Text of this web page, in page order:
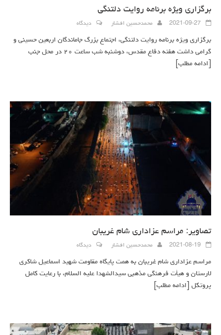
برگزاری ویژه برنامه روایت دلتنگی
2021-09-27 محمدحسین افشار دیدگاه
برگزاری ویژه برنامه روایت دلتنگی، اجتماع بزرگ جاماندگان اربعین حسینی و
گرامی داشت هفته دفاع مقدس، دوشنبه شب ساعت ۲۰ در محل جنب
[ادامه مطلب]
تصاویر: مراسم عزاداری شام غریبان
2021-08-19 محمدحسین افشار دیدگاه
مراسم عزاداری شام غریبان به همت پایگاه مقاومت شهید اسماعیل شاکری
لارستان و هیأت فرهنگی مذهبی سیدالشهدا علیه السلام، با رعایت کامل
پروتکل
[ادامه مطلب]